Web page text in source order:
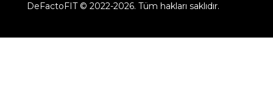
DeFactoFIT ©️ 2022-2026. Tüm hakları saklıdır.